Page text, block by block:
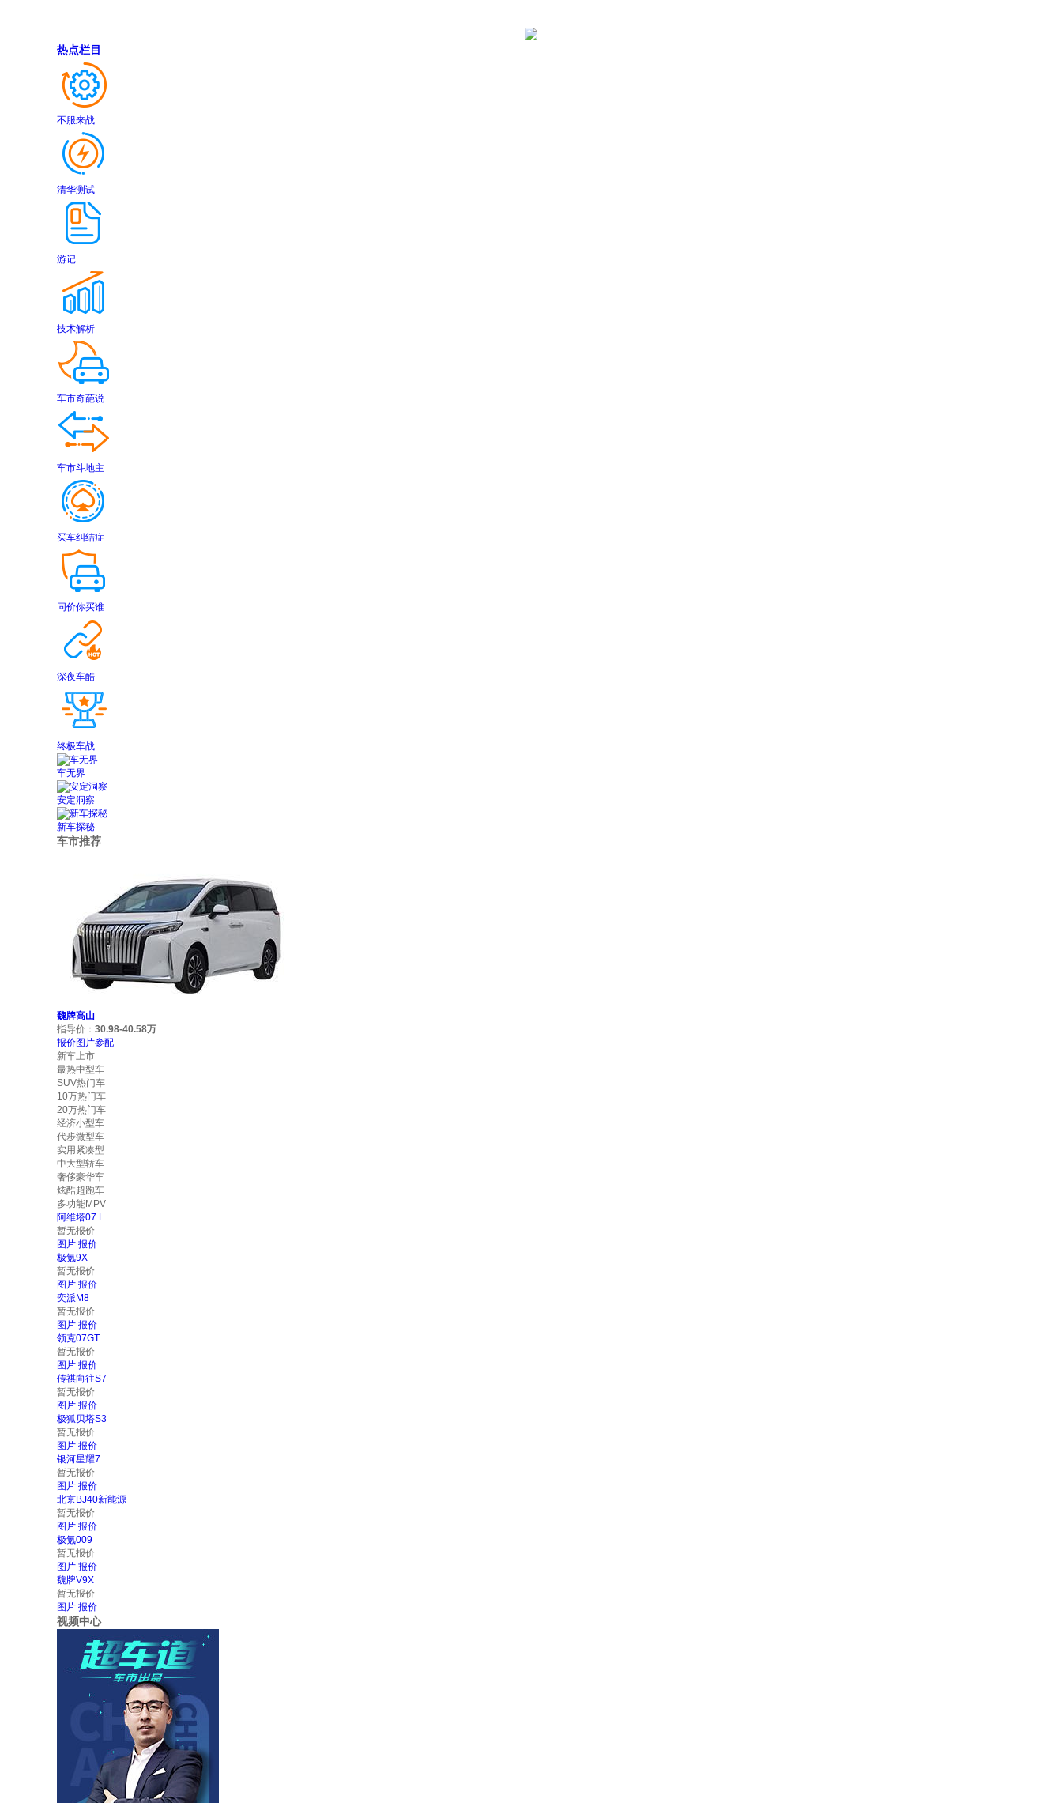
热点栏目
不服来战
清华测试
游记
技术解析
车市奇葩说
车市斗地主
买车纠结症
同价你买谁
深夜车酷
终极车战
车无界
安定洞察
新车探秘
车市推荐
魏牌高山
指导价： 30.98-40.58万
报价图片参配
新车上市
最热中型车
SUV热门车
10万热门车
20万热门车
经济小型车
代步微型车
实用紧凑型
中大型轿车
奢侈豪华车
炫酷超跑车
多功能MPV
阿维塔07 L
暂无报价
图片 报价
极氪9X
暂无报价
图片 报价
奕派M8
暂无报价
图片 报价
领克07GT
暂无报价
图片 报价
传祺向往S7
暂无报价
图片 报价
极狐贝塔S3
暂无报价
图片 报价
银河星耀7
暂无报价
图片 报价
北京BJ40新能源
暂无报价
图片 报价
极氪009
暂无报价
图片 报价
魏牌V9X
暂无报价
图片 报价
视频中心